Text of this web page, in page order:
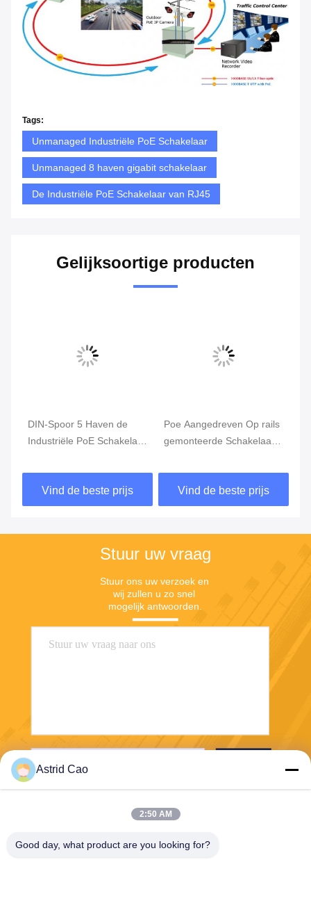
Tags:
Unmanaged Industriële PoE Schakelaar
Unmanaged 8 haven gigabit schakelaar
De Industriële PoE Schakelaar van RJ45
Gelijksoortige producten
DIN-Spoor 5 Haven de
Industriële PoE Schakelaar
Ethernet
Vind de beste prijs
Poe Aangedreven Op rails
gemonteerde Schakelaar 4
802.3bt 90W van DIN
Vind de beste prijs
Stuur uw vraag
Stuur ons uw verzoek en
wij zullen u zo snel
mogelijk antwoorden.
Astrid Cao
2:50 AM
Good day, what product are you looking for?